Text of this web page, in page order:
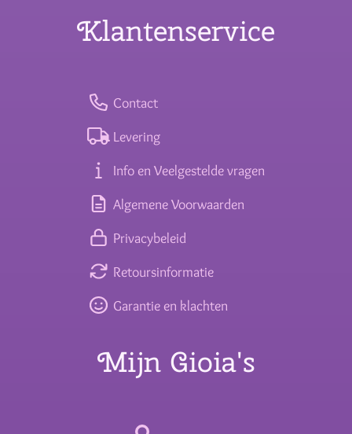
Klantenservice
Contact
Levering
Info en Veelgestelde vragen
Algemene Voorwaarden
Privacybeleid
Retoursinformatie
Garantie en klachten
Mijn Gioia's